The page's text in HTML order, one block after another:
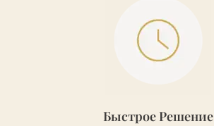
Быстрое Решение